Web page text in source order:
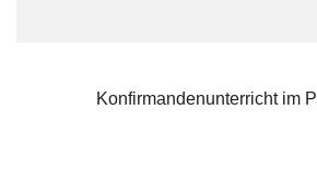
Konfirmandenunterricht im